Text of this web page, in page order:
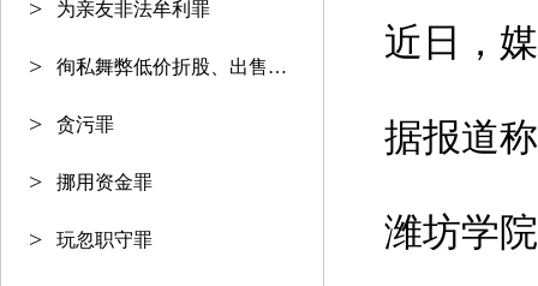
为亲友非法牟利罪
徇私舞弊低价折股、出售国有资产
贪污罪
挪用资金罪
玩忽职守罪
近日，
据报道
潍坊学